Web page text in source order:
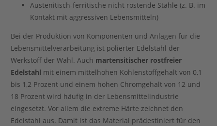
Austenitisch-ferritische nicht rostende Stähle (z. B. im
Kontakt mit aggressiven Lebensmitteln)
Bei der Produktion von Komponenten und Anlagen für die
Lebensmittelverarbeitung ist polierter Edelstahl der
Werkstoff der Wahl. Auch martensitischer rostfreier
Edelstahl mit einem mittelhohen Kohlenstoffgehalt von 0,1
bis 1,2 Prozent und einem hohen Chromgehalt von 12 und
18 Prozent wird häufig in der Lebensmittelindustrie
eingesetzt. Vor allem die extreme Härte zeichnet den
Edelstahl aus. Damit ist das Material prädestiniert für den